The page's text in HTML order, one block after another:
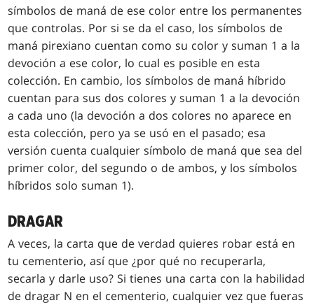
símbolos de maná de ese color entre los permanentes
que controlas. Por si se da el caso, los símbolos de
maná pirexiano cuentan como su color y suman 1 a la
devoción a ese color, lo cual es posible en esta
colección. En cambio, los símbolos de maná híbrido
cuentan para sus dos colores y suman 1 a la devoción
a cada uno (la devoción a dos colores no aparece en
esta colección, pero ya se usó en el pasado; esa
versión cuenta cualquier símbolo de maná que sea del
primer color, del segundo o de ambos, y los símbolos
híbridos solo suman 1).
DRAGAR
A veces, la carta que de verdad quieres robar está en
tu cementerio, así que ¿por qué no recuperarla,
secarla y darle uso? Si tienes una carta con la habilidad
de dragar N en el cementerio, cualquier vez que fueras